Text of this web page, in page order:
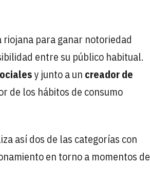
para ganar notoriedad
entre su público habitual.
y junto a un creador de
de los hábitos de consumo
así dos de las categorías con
en torno a momentos de